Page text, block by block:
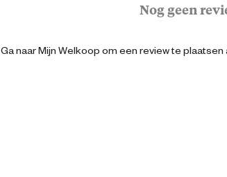
Nog geen
Ga naar Mijn Welkoop om een review te